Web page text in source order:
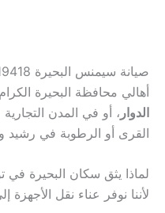
صيانة سيمنس البحيرة 19418 | خدمة معتمدة في دمنهور وكفر الدوار
أهالي محافظة البحيرة
الدوار ، أو في المدن
القرى أو الرطوبة في رشيد
لماذا يثق سكان البحيرة
لأننا نوفر عناء نقل